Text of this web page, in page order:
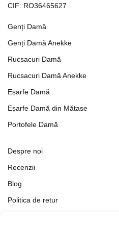
CIF: RO36465627
Genți Damă
Genți Damă Anekke
Rucsacuri Damă
Rucsacuri Damă Anekke
Eșarfe Damă
Eșarfe Damă din Mătase
Portofele Damă
Despre noi
Recenzii
Blog
Politica de retur